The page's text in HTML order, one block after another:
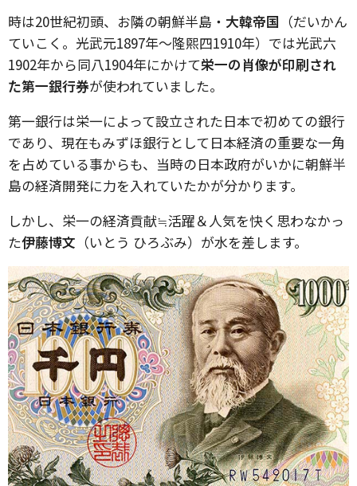
時は20世紀初頭、お隣の朝鮮半島・ 大韓帝国 （だいかん
ていこく。光武元1897年～隆煕四1910年）では光武六
1902年から同八1904年にかけて栄一の肖像が印刷され
た第一銀行券が使われていました。
第一銀行は栄一によって設立された日本で初めての銀行
であり、現在もみずほ銀行として日本経済の重要な一角
を占めている事からも、当時の日本政府がいかに朝鮮半
島の経済開発に力を入れていたかが分かります。
しかし、栄一の経済貢献≒活躍＆人気を快く思わなかっ
た伊藤博文 （いとう ひろぶみ）が水を差します。